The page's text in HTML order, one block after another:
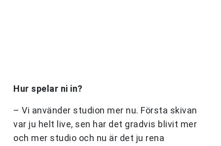
Hur spelar ni in?
– Vi använder studion mer nu. Första skivan
var ju helt live, sen har det gradvis blivit mer
och mer studio och nu är det ju rena